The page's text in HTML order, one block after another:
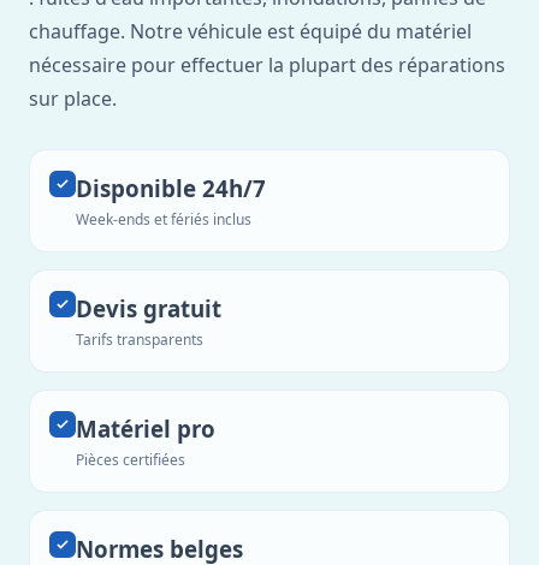
chauffage. Notre véhicule est équipé du matériel
nécessaire pour effectuer la plupart des réparations
sur place.
Disponible 24h/7
Week-ends et fériés inclus
Devis gratuit
Tarifs transparents
Matériel pro
Pièces certifiées
Normes belges